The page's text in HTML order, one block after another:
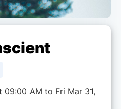
09:00 AM to Fri Mar 31,